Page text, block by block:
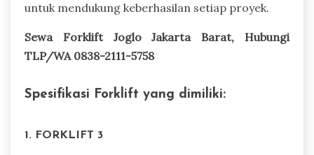
untuk mendukung keberhasilan setiap proyek.
Sewa Forklift Joglo Jakarta Barat, Hubungi
TLP/WA 0838-2111-5758
Spesifikasi Forklift yang dimiliki:
1. FORKLIFT 3